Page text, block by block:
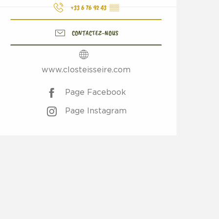
+33 6 76 92 43 ▒▒
CONTACTEZ-NOUS
www.closteisseire.com
Page Facebook
Page Instagram